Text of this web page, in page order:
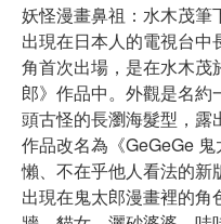
妖怪漫畫鼻祖：水木茂筆
出現在日本人的電視台
角首次出場，是在水木
郎》作品中。外觀是名約
頭古怪的長瀏海髮型，露
作品改名為《GeGeGe
懶、不在乎他人看法的新
出現在鬼太郎漫畫裡的